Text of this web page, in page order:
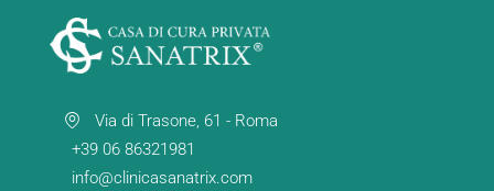
Via di Trasone, 61 - Roma
+39 06 86321981
info@clinicasanatrix.com